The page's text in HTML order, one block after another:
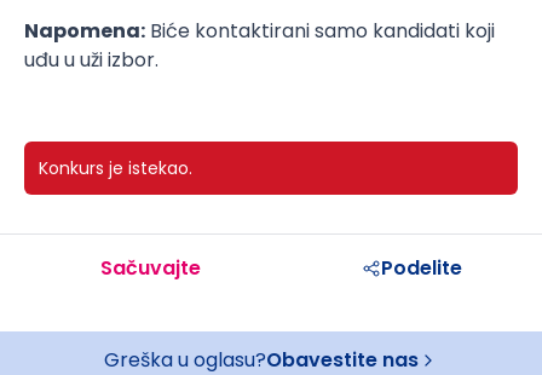
Napomena: Biće kontaktirani samo kandidati koji
uđu u uži izbor.
Konkurs je istekao.
Sačuvajte Podelite
Greška u oglasu?Obavestite nas